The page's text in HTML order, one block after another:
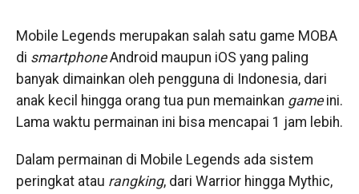
Mobile Legends merupakan salah satu game MOBA
di smartphoneAndroid maupun iOS yang paling
banyak dimainkan oleh pengguna di Indonesia, dari
anak kecil hingga orang tua pun memainkan gameini.
Lama waktu permainan ini bisa mencapai 1 jam lebih.
Dalam permainan di Mobile Legends ada sistem
peringkat atau rangking, dari Warrior hingga Mythic,